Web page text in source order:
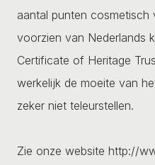
aantal punten cosmetisch
voorzien van Nederlands
Certificate of Heritage
werkelijk de moeite van
zeker niet teleurstellen.
Zie onze website http://